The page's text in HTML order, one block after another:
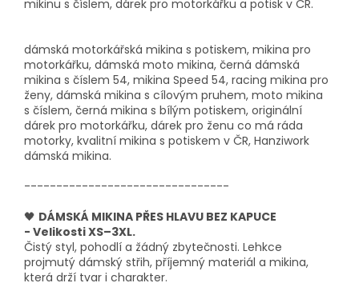
mikinu s číslem, dárek pro motorkářku a potisk v ČR.
dámská motorkářská mikina s potiskem, mikina pro
motorkářku, dámská moto mikina, černá dámská
mikina s číslem 54, mikina Speed 54, racing mikina pro
ženy, dámská mikina s cílovým pruhem, moto mikina
s číslem, černá mikina s bílým potiskem, originální
dárek pro motorkářku, dárek pro ženu co má ráda
motorky, kvalitní mikina s potiskem v ČR, Hanziwork
dámská mikina.
--------------------------------
🖤 DÁMSKÁ MIKINA PŘES HLAVU BEZ KAPUCE
- Velikosti XS–3XL.
Čistý styl, pohodlí a žádný zbytečnosti. Lehkce
projmutý dámský střih, příjemný materiál a mikina,
která drží tvar i charakter.